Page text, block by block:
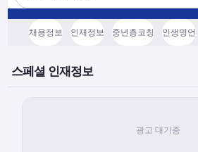
채용정보 인재정보 중년층코칭 인생명언
스페셜 인재정보